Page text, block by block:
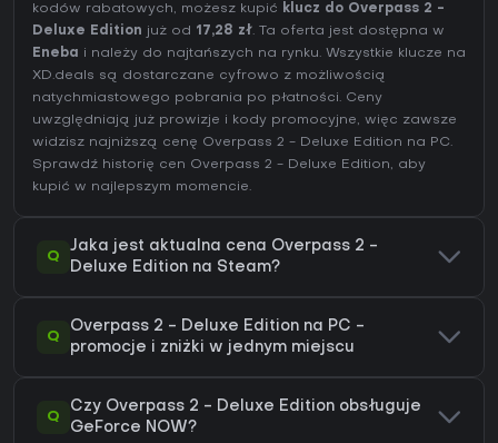
kodów rabatowych, możesz kupić klucz do Overpass 2 -
Deluxe Edition już od 17,28 zł. Ta oferta jest dostępna w
Eneba i należy do najtańszych na rynku. Wszystkie klucze na
XD.deals są dostarczane cyfrowo z możliwością
natychmiastowego pobrania po płatności. Ceny
uwzględniają już prowizje i kody promocyjne, więc zawsze
widzisz najniższą cenę Overpass 2 - Deluxe Edition na PC.
Sprawdź historię cen Overpass 2 - Deluxe Edition, aby
kupić w najlepszym momencie.
Q
Jaka jest aktualna cena Overpass 2 -
Deluxe Edition na Steam?
Q
Overpass 2 - Deluxe Edition na PC -
promocje i zniżki w jednym miejscu
Q
Czy Overpass 2 - Deluxe Edition obsługuje
GeForce NOW?